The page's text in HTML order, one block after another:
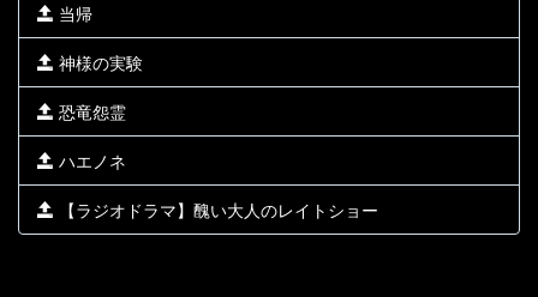
当帰
神様の実験
恐竜怨霊
ハエノネ
【ラジオドラマ】醜い大人のレイトショー